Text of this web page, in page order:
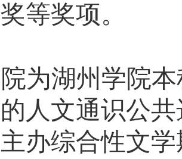
等奖项。
为湖州学院
人文通识公
办综合性文